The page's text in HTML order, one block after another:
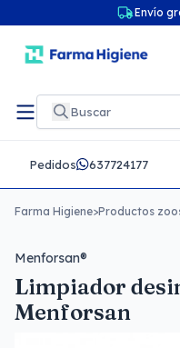
Envío
Pedidos 637724177
Farma Higiene>Productos
Menforsan®
Limpiador
Menforsan